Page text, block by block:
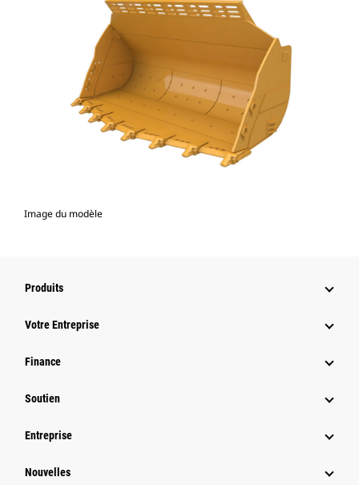
Image du modèle
Produits
Votre Entreprise
Finance
Soutien
Entreprise
Nouvelles